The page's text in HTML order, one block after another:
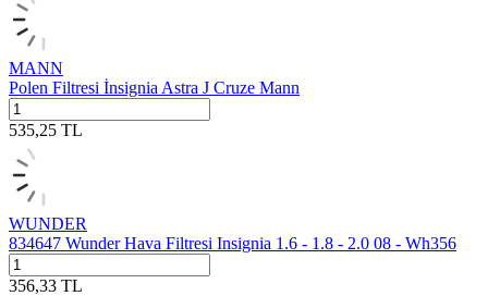
MANN
Polen Filtresi İnsignia Astra J Cruze Mann
535,25 TL
WUNDER
834647 Wunder Hava Filtresi Insignia 1.6 - 1.8 - 2.0 08 - Wh356
356,33 TL